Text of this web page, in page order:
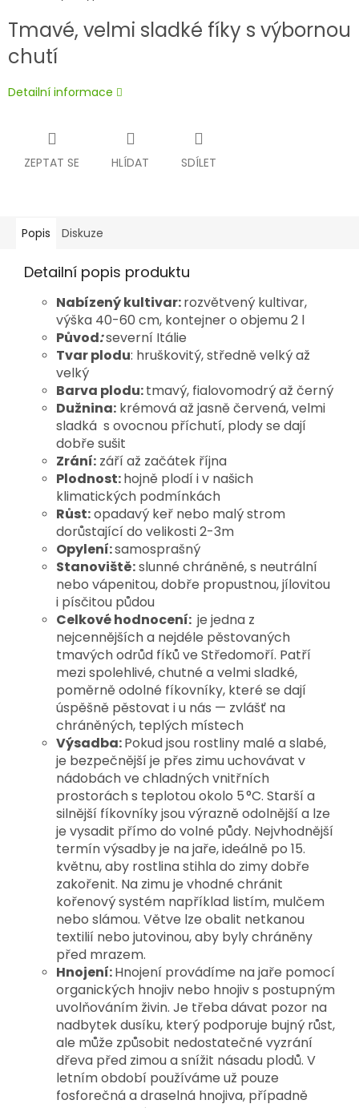
Tmavé, velmi sladké fíky s výbornou
chutí
Detailní informace
ZEPTAT SE HLÍDAT SDÍLET
Popis Diskuze
Detailní popis produktu
Nabízený kultivar:rozvětvený kultivar,
výška 40-60 cm, kontejner o objemu 2 l
Původ:severní Itálie
Tvar plodu: hruškovitý, středně velký až
velký
Barva plodu:tmavý, fialovomodrý až černý
Dužnina: krémová až jasně červená, velmi
sladká s ovocnou příchutí, plody se dají
dobře sušit
Zrání: září až začátek října
Plodnost:hojně plodí i v našich
klimatických podmínkách
Růst:opadavý keř nebo malý strom
dorůstající do velikosti 2-3m
Opylení:samosprašný
Stanoviště:slunné chráněné, s neutrální
nebo vápenitou, dobře propustnou, jílovitou
i písčitou půdou
Celkové hodnocení: je jedna z
nejcennějších a nejdéle pěstovaných
tmavých odrůd fíků ve Středomoří. Patří
mezi spolehlivé, chutné a velmi sladké,
poměrně odolné fíkovníky, které se dají
úspěšně pěstovat i u nás — zvlášť na
chráněných, teplých místech
Výsadba:Pokud jsou rostliny malé a slabé,
je bezpečnější je přes zimu uchovávat v
nádobách ve chladných vnitřních
prostorách s teplotou okolo 5 °C. Starší a
silnější fíkovníky jsou výrazně odolnější a lze
je vysadit přímo do volné půdy. Nejvhodnější
termín výsadby je na jaře, ideálně po 15.
květnu, aby rostlina stihla do zimy dobře
zakořenit. Na zimu je vhodné chránit
kořenový systém například listím, mulčem
nebo slámou. Větve lze obalit netkanou
textilií nebo jutovinou, aby byly chráněny
před mrazem.
Hnojení:Hnojení provádíme na jaře pomocí
organických hnojiv nebo hnojiv s postupným
uvolňováním živin. Je třeba dávat pozor na
nadbytek dusíku, který podporuje bujný růst,
ale může způsobit nedostatečné vyzrání
dřeva před zimou a snížit násadu plodů. V
letním období používáme už pouze
fosforečná a draselná hnojiva, případně